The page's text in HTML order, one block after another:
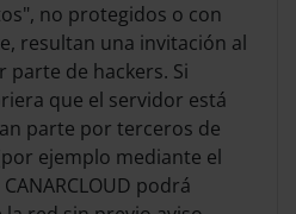
no protegidos o con
resultan una invitación al
de hackers. Si
que el servidor está
parte por terceros de
ejemplo mediante el
podrá